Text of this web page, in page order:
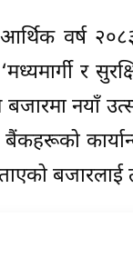
आर्थिक वर्ष
र
बजारमा नयाँ
बैंकहरूको
बजारलाई